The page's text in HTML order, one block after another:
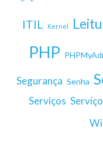
ITIL Kernel
PHP
Segurança Senha
Serviços